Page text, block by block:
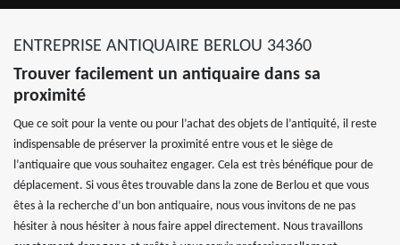
ENTREPRISE ANTIQUAIRE BERLOU 34360
Trouver facilement un antiquaire dans sa
proximité
Que ce soit pour la vente ou pour l’achat des objets de l’antiquité, il reste
indispensable de préserver la proximité entre vous et le siège de
l’antiquaire que vous souhaitez engager. Cela est très bénéfique pour de
déplacement. Si vous êtes trouvable dans la zone de Berlou et que vous
êtes à la recherche d’un bon antiquaire, nous vous invitons de ne pas
hésiter à nous hésiter à nous faire appel directement. Nous travaillons